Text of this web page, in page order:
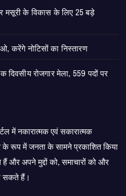
मसूरी के विकास के लिए 25 बड़े
करेंगे नोटिसों का निस्तारण
दिवसीय रोजगार मेला, 559 पदों पर
में नकारात्मक एवं सकारात्मक
के रूप में जनता के सामने प्रकाशित किया
अपने मुद्दों को, समाचारों को और
सकते हैं।